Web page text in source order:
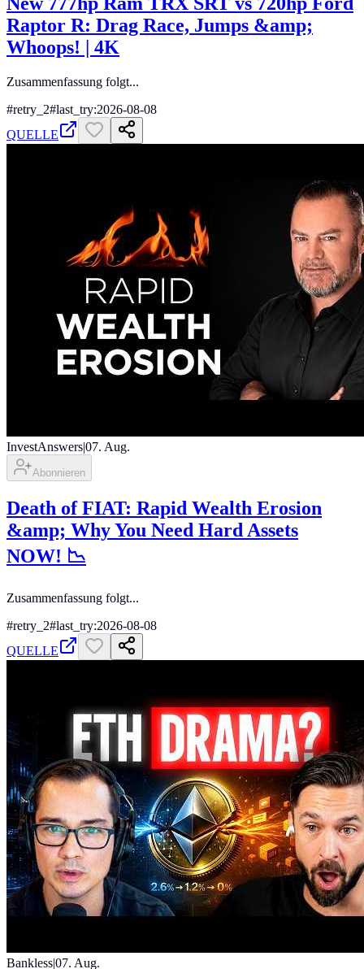
Raptor R: Drag Race, Jumps &amp;
Whoops! | 4K
Zusammenfassung folgt...
#retry_2#last_try:2026-08-08
QUELLE
InvestAnswers|07. Aug.
Abonnieren
Death of FIAT: Rapid Wealth Erosion
&amp; Why You Need Hard Assets
NOW! 📉
Zusammenfassung folgt...
#retry_2#last_try:2026-08-08
QUELLE
Bankless|07. Aug.